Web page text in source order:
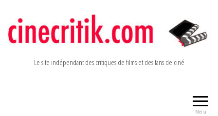
contenu
Le site indépendant des critiques de films et des fans de ciné
Menu